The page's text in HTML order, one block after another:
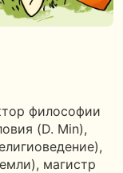
философии
(D. Min),
магистр